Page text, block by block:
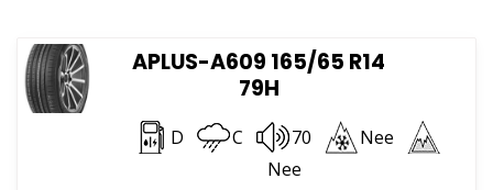
APLUS-A609 165/65 R14
79H
D C 70
Nee
Nee